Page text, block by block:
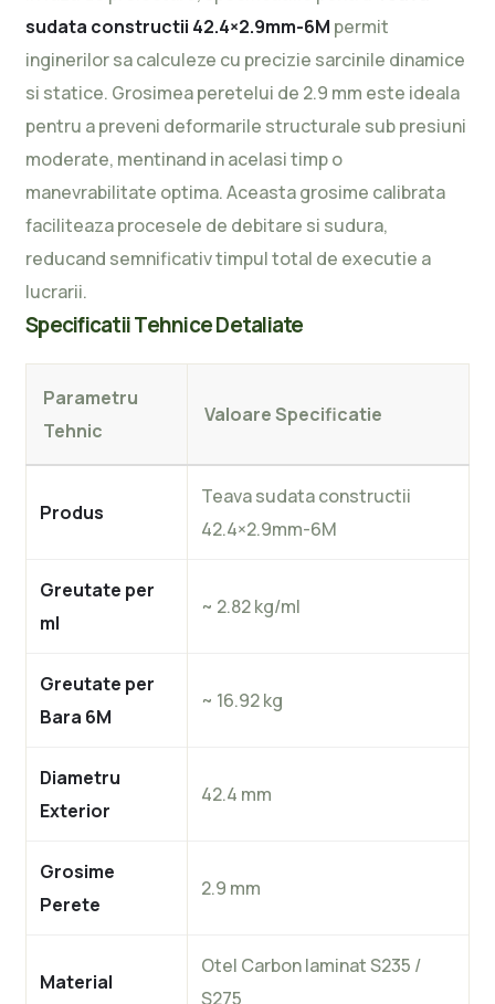
sudata constructii 42.4×2.9mm-6M permit
inginerilor sa calculeze cu precizie sarcinile dinamice
si statice. Grosimea peretelui de 2.9 mm este ideala
pentru a preveni deformarile structurale sub presiuni
moderate, mentinand in acelasi timp o
manevrabilitate optima. Aceasta grosime calibrata
faciliteaza procesele de debitare si sudura,
reducand semnificativ timpul total de executie a
lucrarii.
Specificatii Tehnice Detaliate
Parametru
Tehnic
Valoare Specificatie
Produs
Teava sudata constructii
42.4×2.9mm-6M
Greutate per
ml
~ 2.82 kg/ml
Greutate per
Bara 6M
~ 16.92 kg
Diametru
Exterior
42.4 mm
Grosime
Perete
2.9 mm
Material
Otel Carbon laminat S235 /
S275